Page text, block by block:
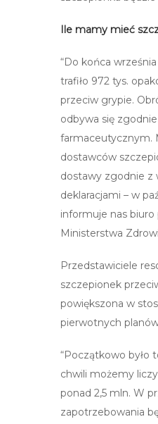
Ile mamy mieć
“Do końca
trafiło 972 tys.
przeciw grypie.
odbywa się
farmaceutycznym.
dostawców
dostawy zgodnie z
deklaracjami – w
informuje nas biuro
Ministerstwa
Przedstawiciele
szczepionek
powiększona w
pierwotnych
“Początkowo było
chwili możemy
ponad 2,5 mln. W
zapotrzebowania